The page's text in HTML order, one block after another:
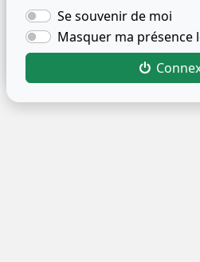
Se souvenir de moi
Masquer ma présence